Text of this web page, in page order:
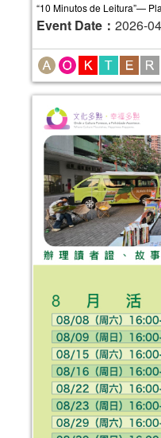
“10 Minutos de Leitura”—
Event Date： 2026-